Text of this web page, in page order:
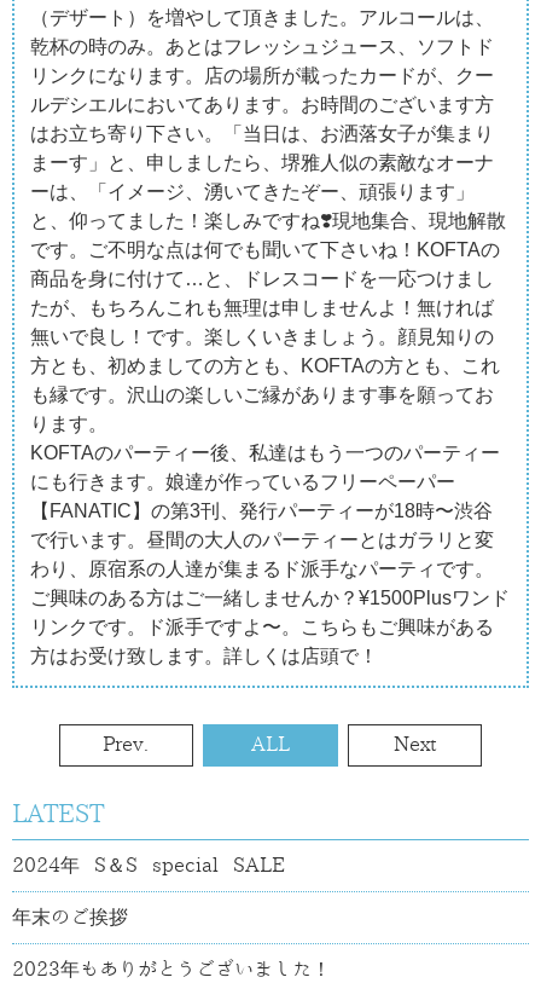
（デザート）を増やして頂きました。アルコールは、
乾杯の時のみ。あとはフレッシュジュース、ソフトド
リンクになります。店の場所が載ったカードが、クー
ルデシエルにおいてあります。お時間のございます方
はお立ち寄り下さい。「当日は、お洒落女子が集まり
まーす」と、申しましたら、堺雅人似の素敵なオーナ
ーは、「イメージ、湧いてきたぞー、頑張ります」
と、仰ってました！楽しみですね❣️現地集合、現地解散
です。ご不明な点は何でも聞いて下さいね！KOFTAの
商品を身に付けて…と、ドレスコードを一応つけまし
たが、もちろんこれも無理は申しませんよ！無ければ
無いで良し！です。楽しくいきましょう。顔見知りの
方とも、初めましての方とも、KOFTAの方とも、これ
も縁です。沢山の楽しいご縁があります事を願ってお
ります。
KOFTAのパーティー後、私達はもう一つのパーティー
にも行きます。娘達が作っているフリーペーパー
【FANATIC】の第3刊、発行パーティーが18時〜渋谷
で行います。昼間の大人のパーティーとはガラリと変
わり、原宿系の人達が集まるド派手なパーティです。
ご興味のある方はご一緒しませんか？¥1500Plusワンド
リンクです。ド派手ですよ〜。こちらもご興味がある
方はお受け致します。詳しくは店頭で！
Prev. ALL Next
LATEST
2024年 S＆S special SALE
年末のご挨拶
2023年もありがとうございました！